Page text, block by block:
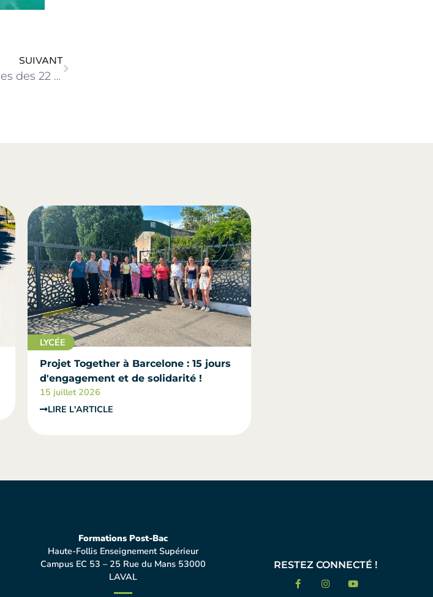
SUIVANT
Erasmus + : quelques nouvelles des 22 élèves partis en Espagne, au Portugal ou en Irlande
LYCÉE
Projet Together à Barcelone : 15 jours
d'engagement et de solidarité !
15 juillet 2026
LIRE L'ARTICLE
Formations Post-Bac
Haute-Follis Enseignement Supérieur
Campus EC 53 – 25 Rue du Mans 53000
LAVAL
RESTEZ CONNECTÉ !